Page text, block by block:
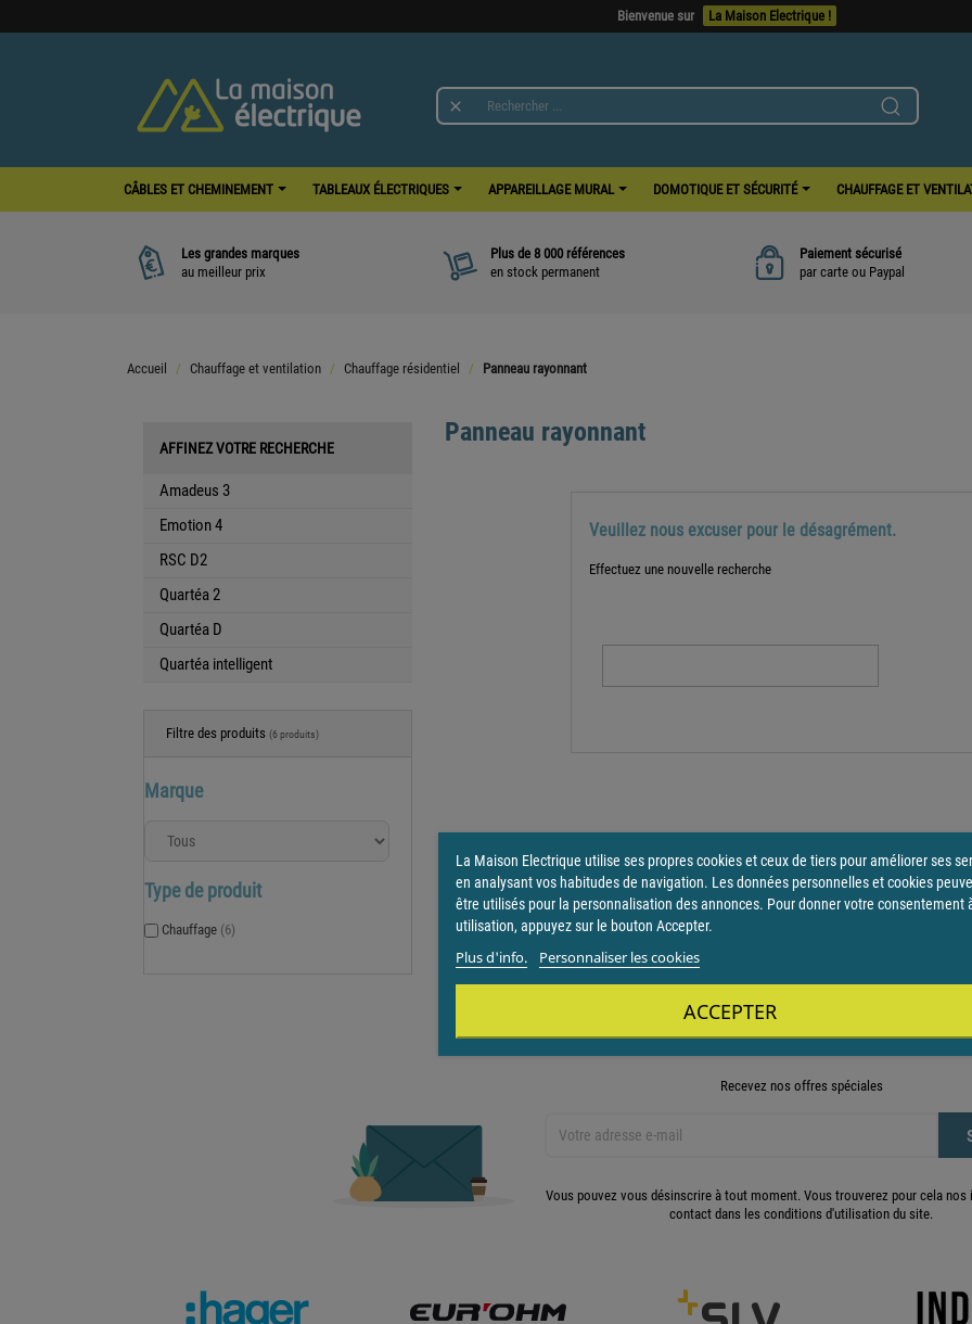
Bienvenue sur La Maison Electrique !

CÂBLES ET CHEMINEMENT TABLEAUX ÉLECTRIQUES APPAREILLAGE MURAL DOMOTIQUE ET SÉCURITÉ CHAUFFAGE ET
Les grandes marques
au meilleur prix
Plus de 8 000 références
en stock permanent
Paiement sécurisé
par carte ou Paypal
Accueil Chauffage et ventilation Chauffage résidentiel Panneau rayonnant
AFFINEZ VOTRE RECHERCHE
Amadeus 3
Emotion 4
RSC D2
Quartéa 2
Quartéa D
Quartéa intelligent
Filtre des produits (6 produits)
Marque
Type de produit
Chauffage (6)
Panneau rayonnant
Veuillez nous excuser pour le désagrément.
Effectuez une nouvelle recherche
Recevez nos offres spéciales
Vous pouvez vous désinscrire à tout moment. Vous trouverez pour cela
contact dans les conditions d'utilisation du site.
La Maison Electrique utilise ses propres cookies et ceux de tiers pour améliorer ses
en analysant vos habitudes de navigation. Les données personnelles et cookies
être utilisés pour la personnalisation des annonces. Pour donner votre consentement
utilisation, appuyez sur le bouton Accepter.
Plus d'info. Personnaliser les cookies
ACCEPTER